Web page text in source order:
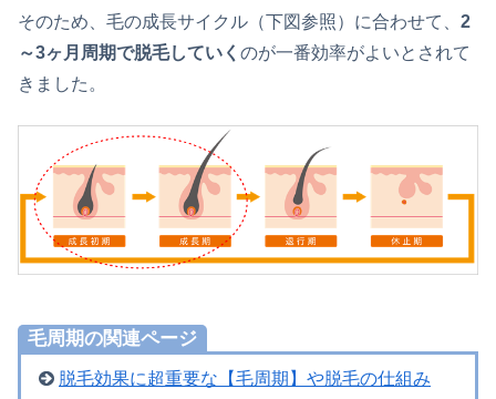
そのため、毛の成長サイクル（下図参照）に合わせて、 2
～3ヶ月周期で脱毛していく のが一番効率がよいとされて
きました。
毛周期の関連ページ
脱毛効果に超重要な【毛周期】や脱毛の仕組み